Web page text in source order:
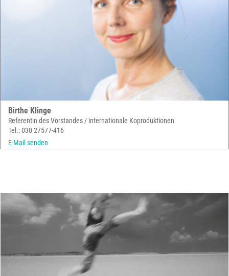
Birthe Klinge
Referentin des Vorstandes / internationale Koproduktionen
Tel.: 030 27577-416
E-Mail senden